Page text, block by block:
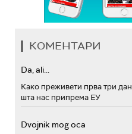
КОМЕНТАРИ
Da, ali...
Како преживети прва три
шта нас припрема ЕУ
Dvojnik mog oca